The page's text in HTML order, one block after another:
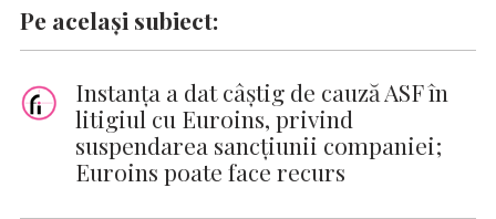
Pe același subiect:
Instanţa a dat câștig de cauză ASF în
litigiul cu Euroins, privind
suspendarea sancţiunii companiei;
Euroins poate face recurs